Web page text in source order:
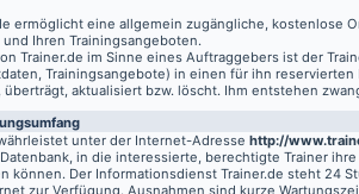
ermöglicht eine allgemein zugängliche, kostenlose
und Ihren Trainingsangeboten.
Trainer.de im Sinne eines Auftraggebers ist der
Trainingsangebote) in einen für ihn reservierten
überträgt, aktualisiert bzw. löscht. Ihm entstehen
unter der Internet-Adresse http://
in die interessierte, berechtigte Trainer
können. Der Informationsdienst Trainer.de steht 24
zur Verfügung. Ausnahmen sind kurze